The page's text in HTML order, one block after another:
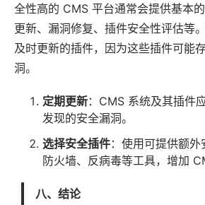
全性高的 CMS 平台通常会提供基本
更新、漏洞修复、插件安全性评估等
及时更新的插件，因为这些插件可能
洞。
定期更新：CMS 系统及其插件
发现的安全漏洞。
选择安全插件：使用可提供额
防火墙、反病毒等工具，增加
八、结论